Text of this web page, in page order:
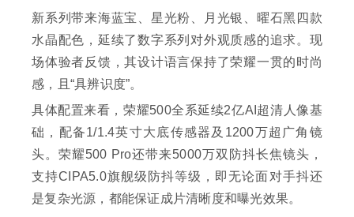
新系列带来海蓝宝、星光粉、月光银、曜石黑四款
水晶配色，延续了数字系列对外观质感的追求。现
场体验者反馈，其设计语言保持了荣耀一贯的时尚
感，且“具辨识度”。
具体配置来看，荣耀500全系延续2亿AI超清人像基
础，配备1/1.4英寸大底传感器及1200万超广角镜
头。荣耀500 Pro还带来5000万双防抖长焦镜头，
支持CIPA5.0旗舰级防抖等级，即无论面对手抖还
是复杂光源，都能保证成片清晰度和曝光效果。